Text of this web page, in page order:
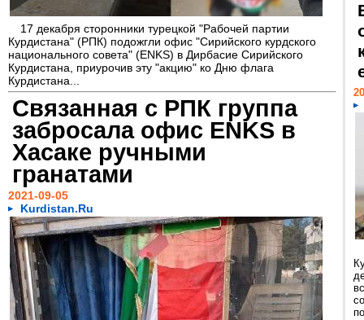
17 декабря сторонники турецкой "Рабочей партии
Курдистана" (РПК) подожгли офис "Сирийского курдского
национального совета" (ENKS) в Дирбасие Сирийского
Курдистана, приурочив эту "акцию" ко Дню флага
Курдистана...
Связанная с РПК группа
забросала офис ENKS в
Хасаке ручными
гранатами
2021-09-05
Kurdistan.Ru